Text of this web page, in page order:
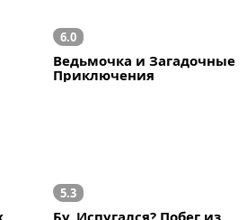
6.0
Ведьмочка и Загадочные
Приключения
5.3